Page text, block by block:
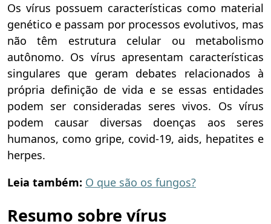
Os vírus possuem características como material
genético e passam por processos evolutivos, mas
não têm estrutura celular ou metabolismo
autônomo. Os vírus apresentam características
singulares que geram debates relacionados à
própria definição de vida e se essas entidades
podem ser consideradas seres vivos. Os vírus
podem causar diversas doenças aos seres
humanos, como gripe, covid-19, aids, hepatites e
herpes.
Leia também: O que são os fungos?
Resumo sobre vírus